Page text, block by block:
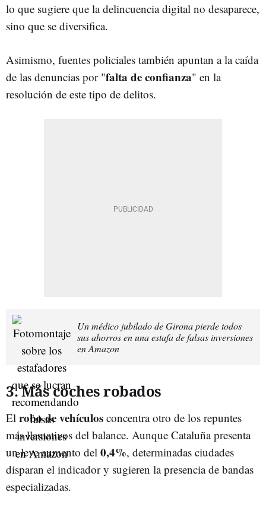
lo que sugiere que la delincuencia digital no desaparece,
sino que se diversifica.
Asimismo, fuentes policiales también apuntan a la caída
de las denuncias por "falta de confianza" en la
resolución de este tipo de delitos.
Un médico jubilado de Girona pierde todos
sus ahorros en una estafa de falsas inversiones
en Amazon
3. Más coches robados
El robo de vehículos concentra otro de los repuntes
más llamativos del balance. Aunque Cataluña presenta
un leve aumento del 0,4%, determinadas ciudades
disparan el indicador y sugieren la presencia de bandas
especializadas.